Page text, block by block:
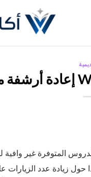
المتوفرة غير
زيادة عدد الزيارات